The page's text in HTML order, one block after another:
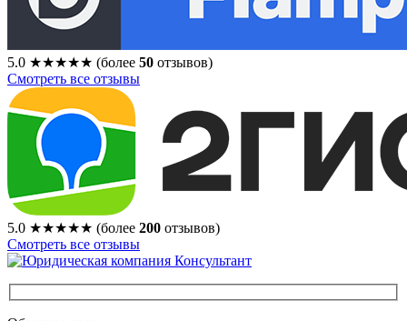
5.0 ★★★★★ (более 50 отзывов)
Смотреть все отзывы
5.0 ★★★★★ (более 200 отзывов)
Смотреть все отзывы